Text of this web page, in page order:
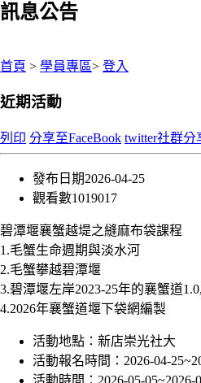
訊息公告
首頁 > 學員專區> 登入
近期活動
列印 分享至FaceBook twitter社群分
發布日期2026-04-25
觀看數1019017
碧潭堰襄蟹越堤之縫麻布袋課程
1.毛蟹生命週期與淡水河
2.毛蟹攀越碧潭堰
3.碧潭堰左岸2023-25年的襄蟹道
4.2026年襄蟹道堰下袋網編製
活動地點： 新店崇光社大
活動報名時間： 2026-04-